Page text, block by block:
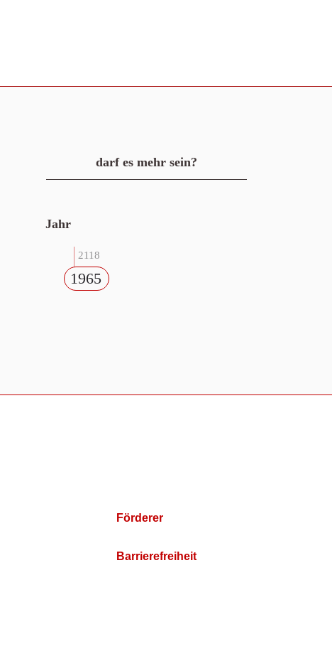
darf es mehr sein?
Jahr
2118
1965
Förderer
Barrierefreiheit